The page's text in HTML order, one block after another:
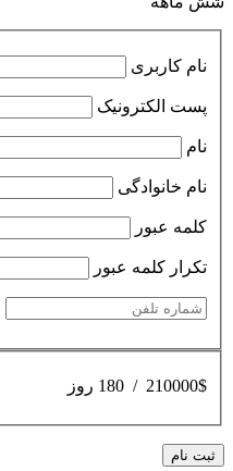
نام کاربری
پست الکترونیک
نام
نام خانوادگی
کلمه عبور
تکرار کلمه عبور
210000$
/ 180 روز